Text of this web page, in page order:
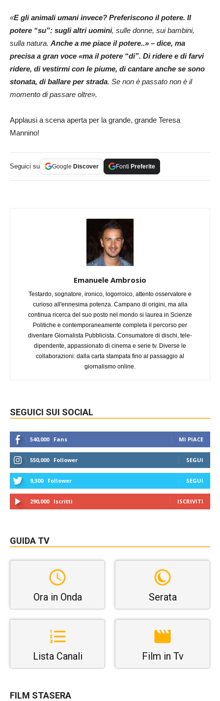
«E gli animali umani invece? Preferiscono il potere. Il
potere “su”: sugli altri uomini, sulle donne, sui bambini,
sulla natura. Anche a me piace il potere..» – dice, ma
precisa a gran voce «ma il potere “di”. Di ridere e di farvi
ridere, di vestirmi con le piume, di cantare anche se sono
stonata, di ballare per strada. Se non è passato non è il
momento di passare oltre».
Applausi a scena aperta per la grande, grande Teresa
Mannino!
Seguici su Google Discover Fonti Preferite
Emanuele Ambrosio
Testardo, sognatore, ironico, logorroico, attento osservatore e
curioso all'ennesima potenza. Campano di origini, ma alla
continua ricerca del suo posto nel mondo si laurea in Scienze
Politiche e contemporaneamente completa il percorso per
diventare Giornalista Pubblicista. Consumatore di dischi, tele-
dipendente, appassionato di cinema e serie tv. Diverse le
collaborazioni: dalla carta stampata fino al passaggio al
giornalismo online.
SEGUICI SUI SOCIAL
540,000 Fans MI PIACE
550,000 Follower SEGUI
9,300 Follower SEGUI
290,000 Iscritti ISCRIVITI
GUIDA TV
Ora in Onda Serata
Lista Canali Film in Tv
FILM STASERA